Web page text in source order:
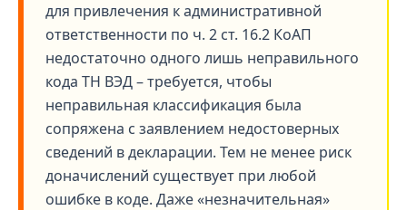
для привлечения к административной
ответственности по ч. 2 ст. 16.2 КоАП
недостаточно одного лишь неправильного
кода ТН ВЭД – требуется, чтобы
неправильная классификация была
сопряжена с заявлением недостоверных
сведений в декларации. Тем не менее риск
доначислений существует при любой
ошибке в коде. Даже «незначительная»